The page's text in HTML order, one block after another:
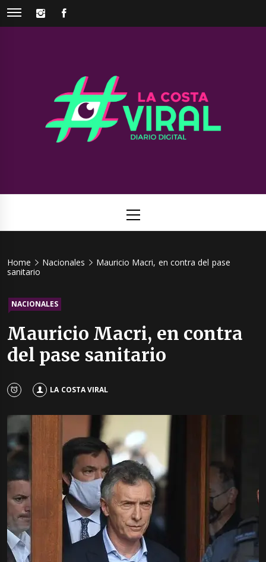
Skip
INSTAGRAM
Viral
Menu
Home Nacionales
Mauricio Macri, en contra del pase
sanitario
NACIONALES
Mauricio Macri, en contra
del pase sanitario
LA COSTA VIRAL